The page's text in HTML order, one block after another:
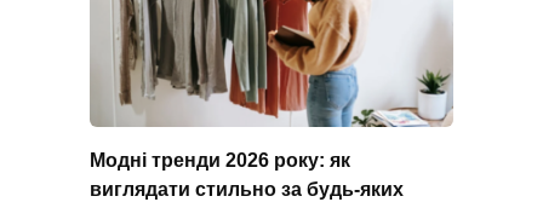
Модні тренди 2026 року: як
виглядати стильно за будь-яких